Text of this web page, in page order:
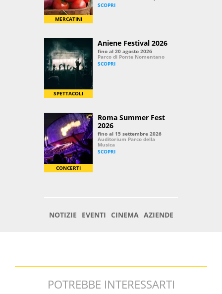
POTREBBE INTERESSARTI